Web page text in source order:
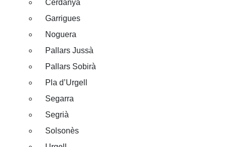
Cerdanya
Garrigues
Noguera
Pallars Jussà
Pallars Sobirà
Pla d’Urgell
Segarra
Segrià
Solsonès